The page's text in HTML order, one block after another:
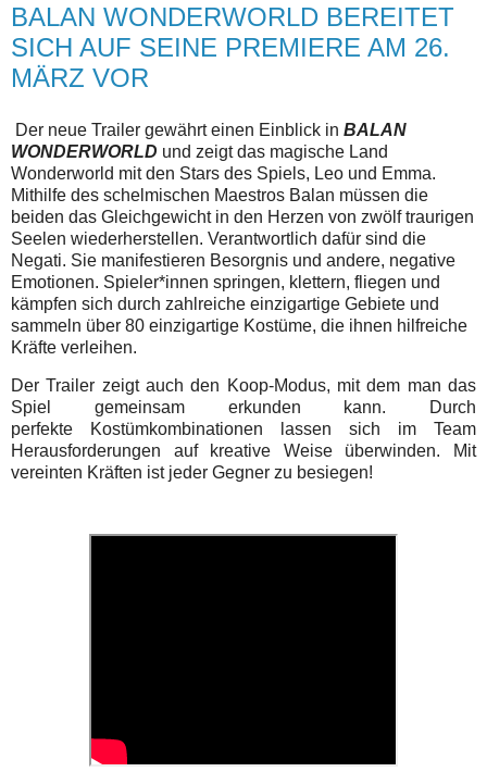
BALAN WONDERWORLD BEREITET
SICH AUF SEINE PREMIERE AM 26.
MÄRZ VOR
Der neue Trailer gewährt einen Einblick in BALAN
WONDERWORLD und zeigt das magische Land
Wonderworld mit den Stars des Spiels, Leo und Emma.
Mithilfe des schelmischen Maestros Balan müssen die
beiden das Gleichgewicht in den Herzen von zwölf traurigen
Seelen wiederherstellen. Verantwortlich dafür sind die
Negati. Sie manifestieren Besorgnis und andere, negative
Emotionen. Spieler*innen springen, klettern, fliegen und
kämpfen sich durch zahlreiche einzigartige Gebiete und
sammeln über 80 einzigartige Kostüme, die ihnen hilfreiche
Kräfte verleihen.
Der Trailer zeigt auch den Koop-Modus, mit dem man das
Spiel gemeinsam erkunden kann. Durch
perfekte Kostümkombinationen lassen sich im Team
Herausforderungen auf kreative Weise überwinden. Mit
vereinten Kräften ist jeder Gegner zu besiegen!